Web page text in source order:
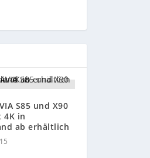
S85 und X90
4K in
ab erhältlich